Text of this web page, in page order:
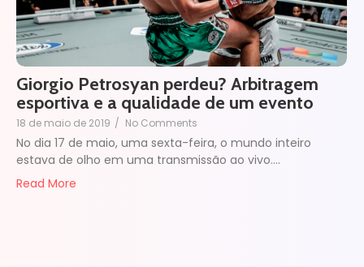
Giorgio Petrosyan perdeu? Arbitragem
esportiva e a qualidade de um evento
18 de maio de 2019 / No Comments
No dia 17 de maio, uma sexta-feira, o mundo inteiro
estava de olho em uma transmissão ao vivo.…
Read More